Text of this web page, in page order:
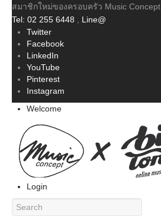
สมาชิกใหม่ของครอบครัว Music Concept
Tel: 02 255 6448
Line@
Twitter
Facebook
LinkedIn
YouTube
Pinterest
Instagram
Welcome
Login